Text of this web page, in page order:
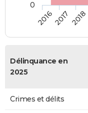
20162017 2018
0
Délinquance en
2025
Crimes et délits